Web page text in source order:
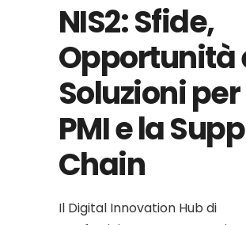
NIS2: Sfide,
Opportunità
Soluzioni
PMI e la
Chain
Il Digital Innovation Hub di